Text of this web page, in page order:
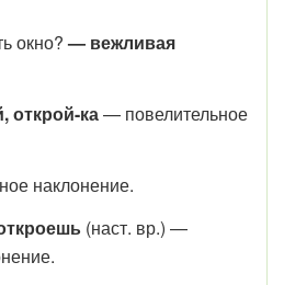
окно?— вежливая
открой-ка— повелительное
наклонение.
(наст. вр.) —